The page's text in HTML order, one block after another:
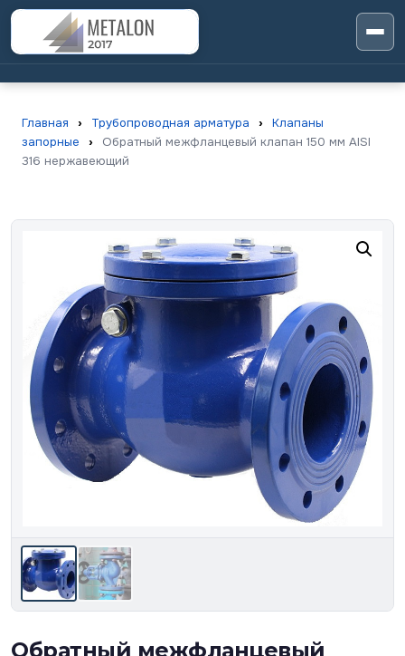
Главная › Трубопроводная арматура ›
Клапаны
запорные
›
Обратный межфланцевый клапан 150 мм AISI
316 нержавеющий
Обратный межфланцевый